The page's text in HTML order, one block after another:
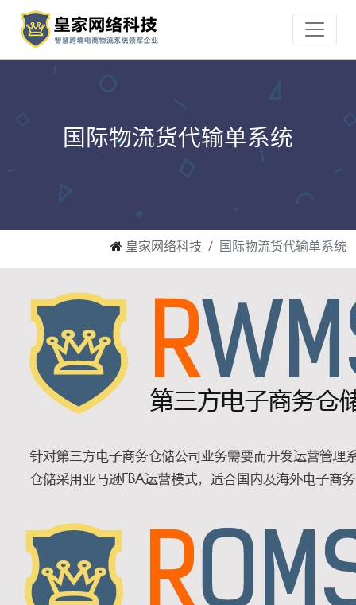
国际物流货代输单系统
皇家网络科技 国际物流货代输单系统